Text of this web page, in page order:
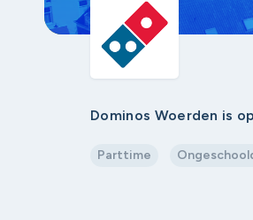
Dominos Woerden is
Parttime